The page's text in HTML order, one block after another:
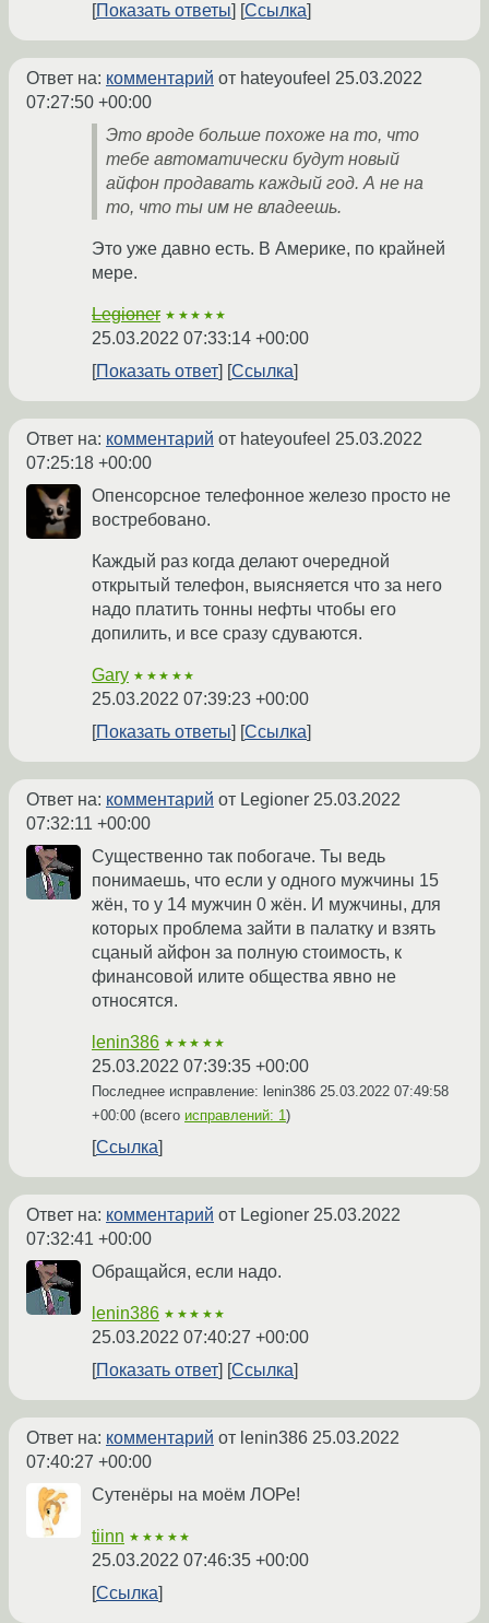
Показать ответы Ссылка
Ответ на: комментарий от hateyoufeel 25.03.2022
07:27:50 +00:00
Это вроде больше похоже на то, что
тебе автоматически будут новый
айфон продавать каждый год. А не на
то, что ты им не владеешь.
Это уже давно есть. В Америке, по крайней
мере.
Legioner ★★★★★
25.03.2022 07:33:14 +00:00
Показать ответ
Ссылка
Ответ на: комментарий от hateyoufeel 25.03.2022
07:25:18 +00:00
Опенсорсное телефонное железо просто не
востребовано.
Каждый раз когда делают очередной
открытый телефон, выясняется что за него
надо платить тонны нефты чтобы его
допилить, и все сразу сдуваются.
Gary ★★★★★
25.03.2022 07:39:23 +00:00
Показать ответы
Ссылка
Ответ на: комментарий от Legioner 25.03.2022
07:32:11 +00:00
Существенно так побогаче. Ты ведь
понимаешь, что если у одного мужчины 15
жён, то у 14 мужчин 0 жён. И мужчины, для
которых проблема зайти в палатку и взять
сцаный айфон за полную стоимость, к
финансовой илите общества явно не
относятся.
lenin386 ★★★★★
25.03.2022 07:39:35 +00:00
Последнее исправление: lenin386 25.03.2022 07:49:58
+00:00 (всего исправлений: 1)
Ссылка
Ответ на: комментарий от Legioner 25.03.2022
07:32:41 +00:00
Обращайся, если надо.
lenin386 ★★★★★
25.03.2022 07:40:27 +00:00
Показать ответ
Ссылка
Ответ на: комментарий от lenin386 25.03.2022
07:40:27 +00:00
Сутенёры на моём ЛОРе!
tiinn ★★★★★
25.03.2022 07:46:35 +00:00
Ссылка